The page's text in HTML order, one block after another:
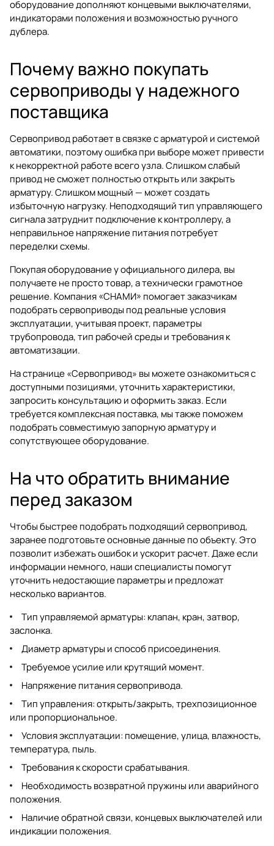
оборудование дополняют концевыми выключателями,
индикаторами положения и возможностью ручного
дублера.
Почему важно покупать
сервоприводы у надежного
поставщика
Сервопривод работает в связке с арматурой и системой
автоматики, поэтому ошибка при выборе может привести
к некорректной работе всего узла. Слишком слабый
привод не сможет полностью открыть или закрыть
арматуру. Слишком мощный — может создать
избыточную нагрузку. Неподходящий тип управляющего
сигнала затруднит подключение к контроллеру, а
неправильное напряжение питания потребует
переделки схемы.
Покупая оборудование у официального дилера, вы
получаете не просто товар, а технически грамотное
решение. Компания «СНАМИ» помогает заказчикам
подобрать сервоприводы под реальные условия
эксплуатации, учитывая проект, параметры
трубопровода, тип рабочей среды и требования к
автоматизации.
На странице«Сервопривод» вы можете ознакомиться с
доступными позициями, уточнить характеристики,
запросить консультацию и оформить заказ. Если
требуется комплексная поставка, мы также поможем
подобрать совместимуюзапорную арматуруи
сопутствующее оборудование.
На что обратить внимание
перед заказом
Чтобы быстрее подобрать подходящий сервопривод,
заранее подготовьте основные данные по объекту. Это
позволит избежать ошибок и ускорит расчет. Даже если
информации немного, наши специалисты помогут
уточнить недостающие параметры и предложат
несколько вариантов.
Тип управляемой арматуры: клапан, кран, затвор,
заслонка.
Диаметр арматуры и способ присоединения.
Требуемое усилие или крутящий момент.
Напряжение питания сервопривода.
Тип управления: открыть/закрыть, трехпозиционное
или пропорциональное.
Условия эксплуатации: помещение, улица, влажность,
температура, пыль.
Требования к скорости срабатывания.
Необходимость возвратной пружины или аварийного
положения.
Наличие обратной связи, концевых выключателей или
индикации положения.